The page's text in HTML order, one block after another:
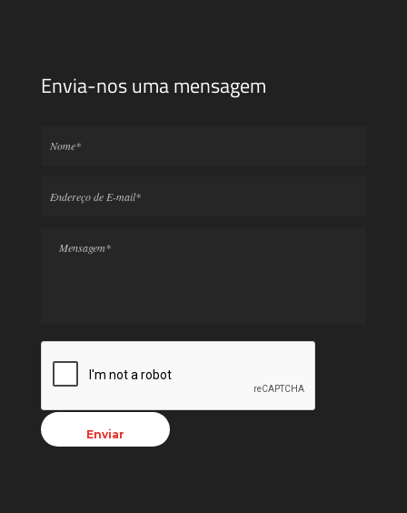
Envia-nos uma mensagem